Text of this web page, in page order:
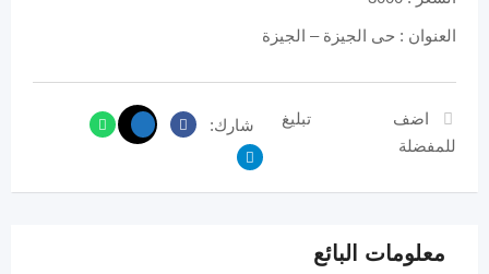
العنوان : حى الجيزة – الجيزة
اضف
للمفضلة
تبليغ شارك:
معلومات البائع